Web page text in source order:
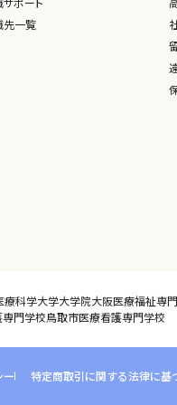
先一覧
療科学大学大学院大阪医療福祉専
門学校鳥取市医療看護専門学校
ー 特定商取引に関する法律に基